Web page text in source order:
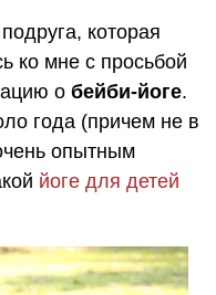
которая
ко мне с просьбой
о бейби-йоге.
года (причем не в
опытным
йоге для детей